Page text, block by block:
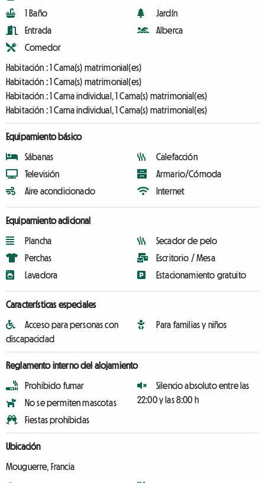
1 Baño
Entrada
Comedor
Jardín
Alberca
Habitación :1 Cama(s) matrimonial(es)
Habitación :1 Cama(s) matrimonial(es)
Habitación :1 Cama individual, 1 Cama(s) matrimonial(es)
Habitación :1 Cama individual, 1 Cama(s) matrimonial(es)
Equipamiento básico
Sábanas
Televisión
Aire acondicionado
Calefacción
Armario/Cómoda
Internet
Equipamiento adicional
Plancha
Perchas
Lavadora
Secador de pelo
Escritorio / Mesa
Estacionamiento gratuito
Características especiales
Acceso para personas con
discapacidad
Para familias y niños
Reglamento interno del alojamiento
Prohibido fumar
No se permiten mascotas
Fiestas prohibidas
Silencio absoluto entre las
22:00 y las 8:00 h
Ubicación
Mouguerre, Francia